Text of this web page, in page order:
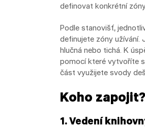
definovat konkrétní
Podle stanovišť,
definujete zóny užívání.
hlučná nebo tichá. K
pomocí které vytvoříte
část využijete svody
Koho zapojit?
1. Vedení